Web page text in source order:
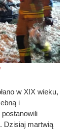
w XIX wieku,
i
Dzisiaj martwią